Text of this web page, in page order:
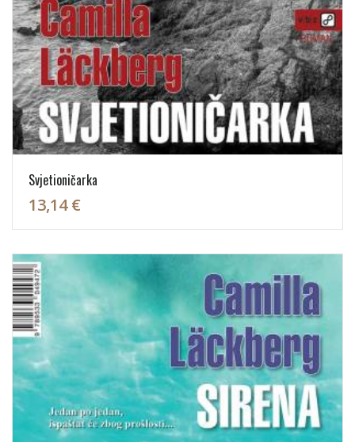
Svjetioničarka
13,14 €